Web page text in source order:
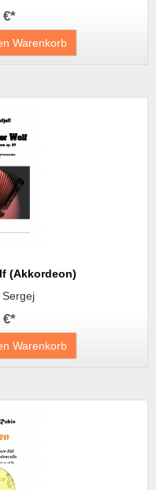
€*
Warenkorb
(Akkordeon)
€*
Warenkorb